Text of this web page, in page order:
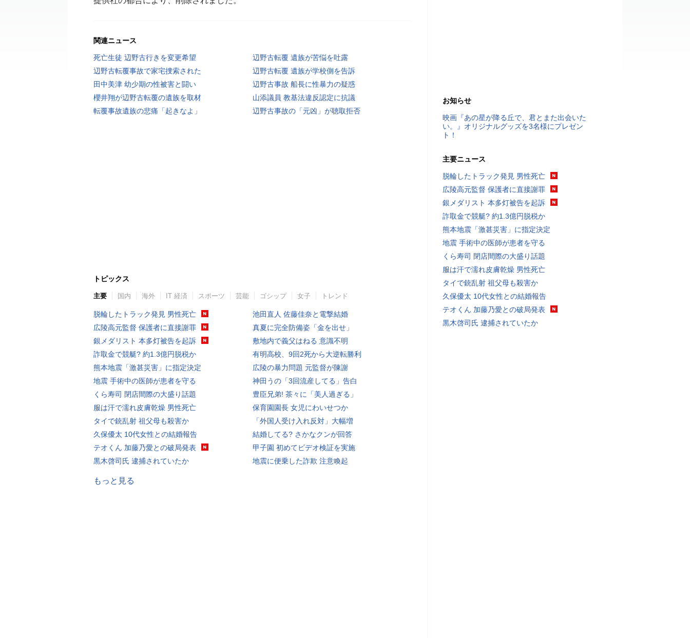
関連ニュース
死亡生徒 辺野古行きを変更希望
辺野古転覆 遺族が苦悩を吐露
辺野古転覆事故で家宅捜索された
辺野古転覆 遺族が学校側を告訴
田中美津 幼少期の性被害と闘い
辺野古事故 船長に性暴力の疑惑
櫻井翔が辺野古転覆の遺族を取材
山添議員 教基法違反認定に抗議
転覆事故遺族の悲痛「起きなよ」
辺野古事故の「元凶」が聴取拒否
トピックス
主要 国内 海外 IT 経済 スポーツ 芸能 ゴシップ 女子 トレンド
脱輪したトラック発見 男性死亡
広陵高元監督 保護者に直接謝罪
銀メダリスト 本多灯被告を起訴
詐取金で競艇? 約1.3億円脱税か
熊本地震「激甚災害」に指定決定
地震 手術中の医師が患者を守る
くら寿司 閉店間際の大盛り話題
服は汗で濡れ皮膚乾燥 男性死亡
タイで銃乱射 祖父母も殺害か
久保優太 10代女性との結婚報告
テオくん 加藤乃愛との破局発表
黒木啓司氏 逮捕されていたか
池田直人 佐藤佳奈と電撃結婚
真夏に完全防備姿「金を出せ」
敷地内で義父はねる 意識不明
有明高校、9回2死から大逆転勝利
広陵の暴力問題 元監督が陳謝
神田うの「3回流産してる」告白
豊臣兄弟! 茶々に「美人過ぎる」
保育園園長 女児にわいせつか
「外国人受け入れ反対」大幅増
結婚してる? さかなクンが回答
甲子園 初めてビデオ検証を実施
地震に便乗した詐欺 注意喚起
もっと見る
お知らせ
映画『あの星が降る丘で、君とまた出会いた
い。』オリジナルグッズを3名様にプレゼン
ト！
主要ニュース
脱輪したトラック発見 男性死亡
広陵高元監督 保護者に直接謝罪
銀メダリスト 本多灯被告を起訴
詐取金で競艇? 約1.3億円脱税か
熊本地震「激甚災害」に指定決定
地震 手術中の医師が患者を守る
くら寿司 閉店間際の大盛り話題
服は汗で濡れ皮膚乾燥 男性死亡
タイで銃乱射 祖父母も殺害か
久保優太 10代女性との結婚報告
テオくん 加藤乃愛との破局発表
黒木啓司氏 逮捕されていたか